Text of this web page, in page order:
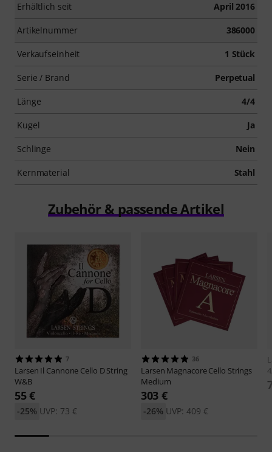
Erhältlich seit April 2016
Artikelnummer 386000
Verkaufseinheit 1 Stück
Serie / Brand Perpetual
Länge 4/4
Kugel Ja
Schlinge Nein
Kernmaterial Stahl
Zubehör & passende Artikel
7
Larsen Il Cannone Cello D String
W&B
55 €
UVP: 73 €
-25%
36
Larsen Magnacore Cello Strings
Medium
303 €
UVP: 409 €
-26%